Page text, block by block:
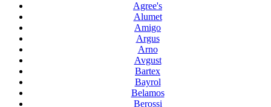
Agree's
Alumet
Amigo
Argus
Arno
Avgust
Bartex
Bayrol
Belamos
Berossi